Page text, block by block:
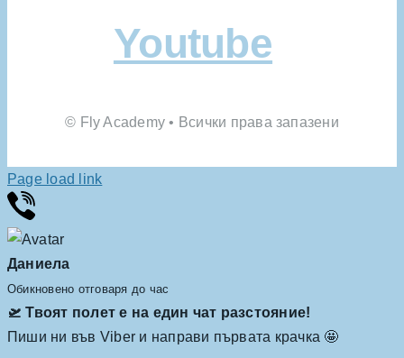
Youtube
© Fly Academy • Всички права запазени
Page load link
Даниела
Обикновено отговаря до час
🛫 Твоят полет е на един чат разстояние!
Пиши ни във Viber и направи първата крачка 🤩